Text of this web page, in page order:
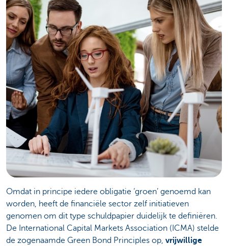
Omdat in principe iedere obligatie ‘groen’ genoemd kan
worden, heeft de financiële sector zelf initiatieven
genomen om dit type schuldpapier duidelijk te definiëren.
De International Capital Markets Association (ICMA) stelde
de zogenaamde Green Bond Principles op, vrijwillige